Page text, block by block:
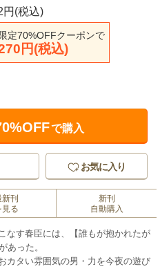
円(税込)
定70%OFFクーポンで
円(税込)
で購入
お気に入り
刊
見る
新刊
自動購入
なす春臣には、【誰もが抱かれたが
あった。
カタい雰囲気の男・力を今夜の遊び